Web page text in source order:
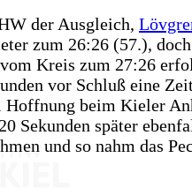
der Ausgleich,
zum 26:26 (57.),
Kreis zum 27:26
vor Schluß eine
beim Kieler
Sekunden später
und so nahm das